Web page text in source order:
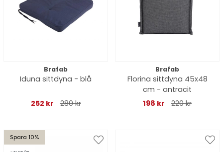
Brafab
Iduna sittdyna - blå
252 kr 280 kr
Brafab
Florina sittdyna 45x48
cm - antracit
198 kr
220 kr
Spara 10%